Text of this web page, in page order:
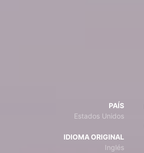
PAÍS
Estados Unidos
IDIOMA ORIGINAL
Inglés